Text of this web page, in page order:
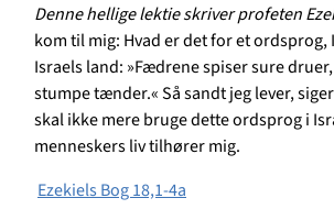
Denne hellige lektie skriver profeten
kom til mig: Hvad er det for et ordsprog,
Israels land: »Fædrene spiser sure
stumpe tænder.« Så sandt jeg lever,
skal ikke mere bruge dette ordsprog i
menneskers liv tilhører mig.
Ezekiels Bog 18,1-4a